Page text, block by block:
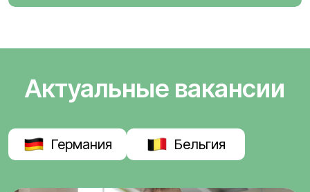
Актуальные вакансии
Германия Бельгия